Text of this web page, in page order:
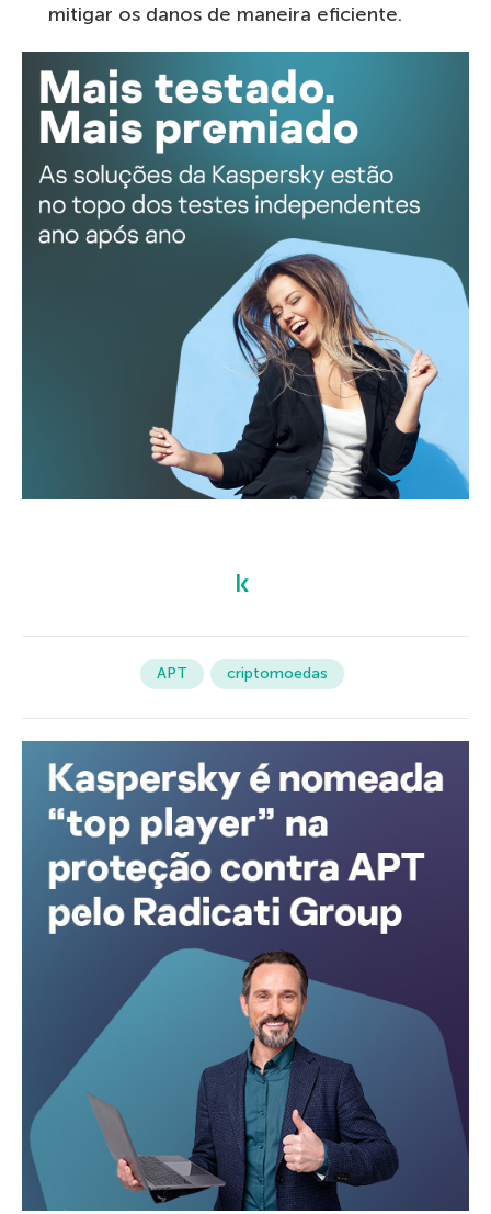
mitigar os danos de maneira eficiente.
APT criptomoedas